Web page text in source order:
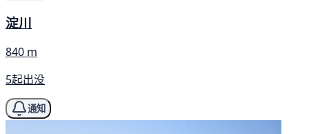
淀川
840 m
5起出没
通知